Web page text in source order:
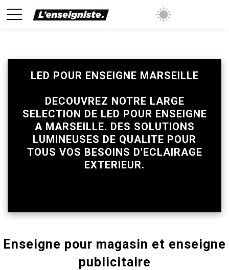
LED POUR ENSEIGNE MARSEILLE
DECOUVREZ NOTRE LARGE
SELECTION DE LED POUR ENSEIGNE
A MARSEILLE. DES SOLUTIONS
LUMINEUSES DE QUALITE POUR
TOUS VOS BESOINS D'ECLAIRAGE
EXTERIEUR.
Enseigne pour magasin et enseigne
publicitaire